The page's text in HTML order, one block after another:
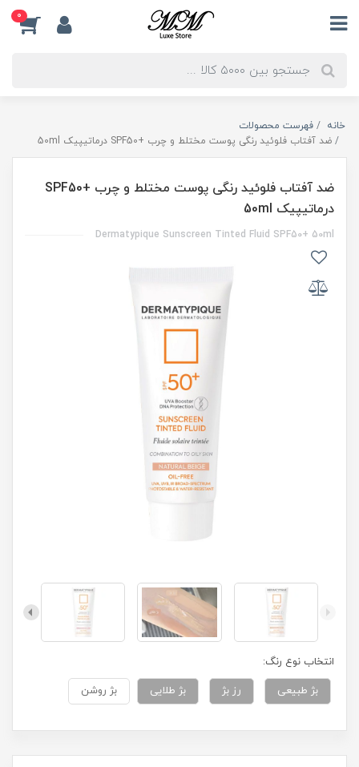
0
خانه
فهرست محصولات
ضد آفتاب فلوئید رنگی پوست مختلط و چرب +SPF50 درماتیپیک 50ml
ضد آفتاب فلوئید رنگی پوست مختلط و چرب +SPF50
درماتیپیک 50ml
Dermatypique Sunscreen Tinted Fluid SPF50+ 50ml
انتخاب نوع رنگ:
بژ طبیعی
رز بژ بژ طلایی بژ روشن